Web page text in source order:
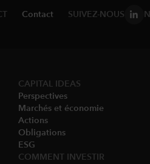
Contact SUIVEZ-NOUS
CAPITAL IDEAS
Perspectives
Marchés et économie
Actions
Obligations
ESG
COMMENT INVESTIR